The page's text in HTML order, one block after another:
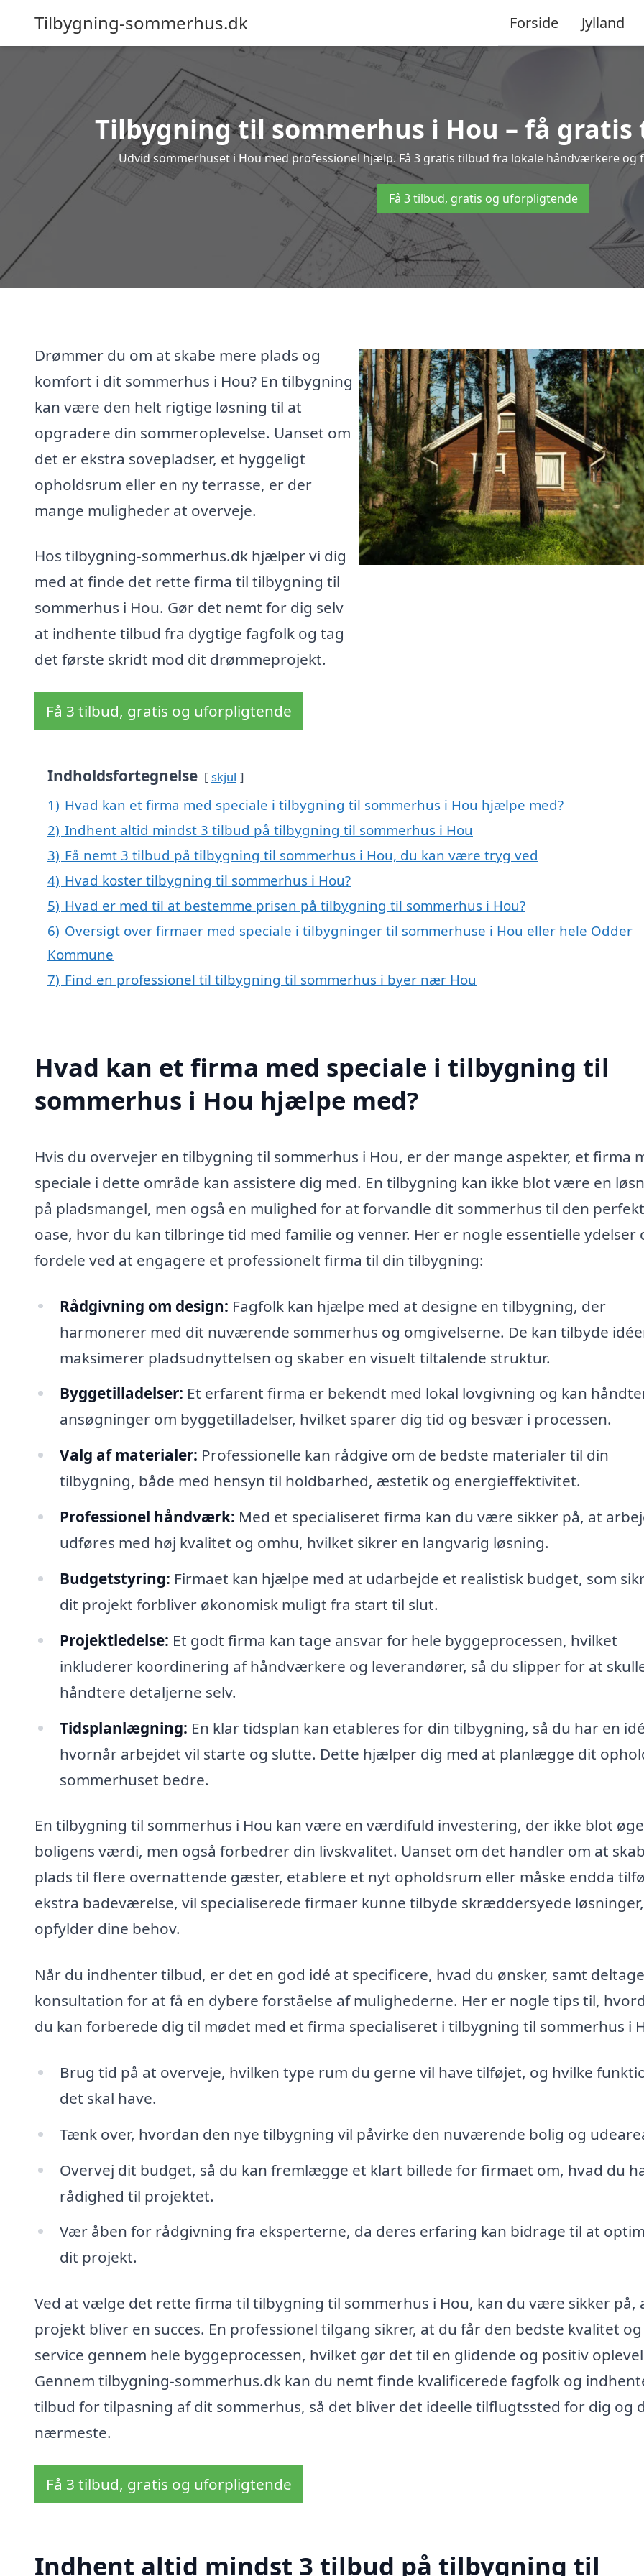
Tilbygning-sommerhus.dk Forside Jylland
Tilbygning til sommerhus i Hou – få
Udvid sommerhuset i Hou med professionel hjælp. Få 3 gratis tilbud fra lokale håndværkere og
Få 3 tilbud, gratis og uforpligtende
Drømmer du om at skabe mere plads og
komfort i dit sommerhus i Hou? En tilbygning
kan være den helt rigtige løsning til at
opgradere din sommeroplevelse. Uanset om
det er ekstra sovepladser, et hyggeligt
opholdsrum eller en ny terrasse, er der
mange muligheder at overveje.
Hos tilbygning-sommerhus.dk hjælper vi dig
med at finde det rette firma til tilbygning til
sommerhus i Hou. Gør det nemt for dig selv
at indhente tilbud fra dygtige fagfolk og tag
det første skridt mod dit drømmeprojekt.
Få 3 tilbud, gratis og uforpligtende
Indholdsfortegnelse skjul
1) Hvad kan et firma med speciale i tilbygning til sommerhus i Hou hjælpe med?
2) Indhent altid mindst 3 tilbud på tilbygning til sommerhus i Hou
3) Få nemt 3 tilbud på tilbygning til sommerhus i Hou, du kan være tryg ved
4) Hvad koster tilbygning til sommerhus i Hou?
5) Hvad er med til at bestemme prisen på tilbygning til sommerhus i Hou?
6) Oversigt over firmaer med speciale i tilbygninger til sommerhuse i Hou eller hele Odder
Kommune
7) Find en professionel til tilbygning til sommerhus i byer nær Hou
Hvad kan et firma med speciale i tilbygning til
sommerhus i Hou hjælpe med?
Hvis du overvejer en tilbygning til sommerhus i Hou, er der mange aspekter, et firma
speciale i dette område kan assistere dig med. En tilbygning kan ikke blot være en
på pladsmangel, men også en mulighed for at forvandle dit sommerhus til den
oase, hvor du kan tilbringe tid med familie og venner. Her er nogle essentielle ydelser
fordele ved at engagere et professionelt firma til din tilbygning:
Rådgivning om design: Fagfolk kan hjælpe med at designe en tilbygning, der
harmonerer med dit nuværende sommerhus og omgivelserne. De kan tilbyde
maksimerer pladsudnyttelsen og skaber en visuelt tiltalende struktur.
Byggetilladelser: Et erfarent firma er bekendt med lokal lovgivning og kan
ansøgninger om byggetilladelser, hvilket sparer dig tid og besvær i processen.
Valg af materialer: Professionelle kan rådgive om de bedste materialer til din
tilbygning, både med hensyn til holdbarhed, æstetik og energieffektivitet.
Professionel håndværk: Med et specialiseret firma kan du være sikker på, at
udføres med høj kvalitet og omhu, hvilket sikrer en langvarig løsning.
Budgetstyring: Firmaet kan hjælpe med at udarbejde et realistisk budget, som
dit projekt forbliver økonomisk muligt fra start til slut.
Projektledelse: Et godt firma kan tage ansvar for hele byggeprocessen, hvilket
inkluderer koordinering af håndværkere og leverandører, så du slipper for at
håndtere detaljerne selv.
Tidsplanlægning: En klar tidsplan kan etableres for din tilbygning, så du har en
hvornår arbejdet vil starte og slutte. Dette hjælper dig med at planlægge dit
sommerhuset bedre.
En tilbygning til sommerhus i Hou kan være en værdifuld investering, der ikke blot
boligens værdi, men også forbedrer din livskvalitet. Uanset om det handler om at
plads til flere overnattende gæster, etablere et nyt opholdsrum eller måske endda
ekstra badeværelse, vil specialiserede firmaer kunne tilbyde skræddersyede
opfylder dine behov.
Når du indhenter tilbud, er det en god idé at specificere, hvad du ønsker, samt
konsultation for at få en dybere forståelse af mulighederne. Her er nogle tips til,
du kan forberede dig til mødet med et firma specialiseret i tilbygning til sommerhus i
Brug tid på at overveje, hvilken type rum du gerne vil have tilføjet, og hvilke
det skal have.
Tænk over, hvordan den nye tilbygning vil påvirke den nuværende bolig og
Overvej dit budget, så du kan fremlægge et klart billede for firmaet om, hvad du
rådighed til projektet.
Vær åben for rådgivning fra eksperterne, da deres erfaring kan bidrage til at
dit projekt.
Ved at vælge det rette firma til tilbygning til sommerhus i Hou, kan du være sikker på,
projekt bliver en succes. En professionel tilgang sikrer, at du får den bedste kvalitet og
service gennem hele byggeprocessen, hvilket gør det til en glidende og positiv
Gennem tilbygning-sommerhus.dk kan du nemt finde kvalificerede fagfolk og
tilbud for tilpasning af dit sommerhus, så det bliver det ideelle tilflugtssted for dig og
nærmeste.
Få 3 tilbud, gratis og uforpligtende
Indhent altid mindst 3 tilbud på tilbygning til